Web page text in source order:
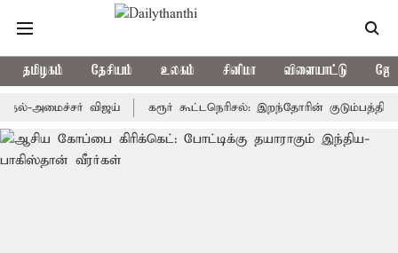
தமிழகம் தேசியம் உலகம் சினிமா விளையாட்டு
விஜய் கரூர் கூட்டநெரிசல்: இறந்தோரின்